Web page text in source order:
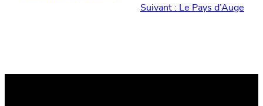
Suivant : Le Pays d’Auge